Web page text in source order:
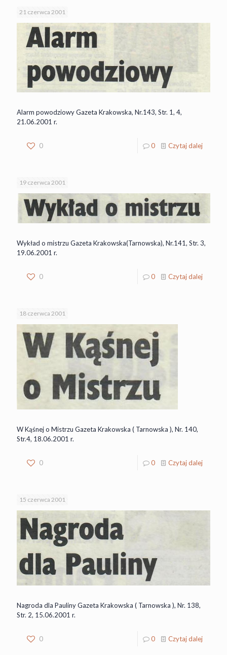
21 czerwca 2001
Alarm powodziowy Gazeta Krakowska, Nr.143, Str. 1, 4,
21.06.2001 r.
0 0 Czytaj dalej
19 czerwca 2001
Wykład o mistrzu Gazeta Krakowska(Tarnowska), Nr.141, Str. 3,
19.06.2001 r.
0 0 Czytaj dalej
18 czerwca 2001
W Kąśnej o Mistrzu Gazeta Krakowska ( Tarnowska ), Nr. 140,
Str.4, 18.06.2001 r.
0 0 Czytaj dalej
15 czerwca 2001
Nagroda dla Pauliny Gazeta Krakowska ( Tarnowska ), Nr. 138,
Str. 2, 15.06.2001 r.
0 0 Czytaj dalej